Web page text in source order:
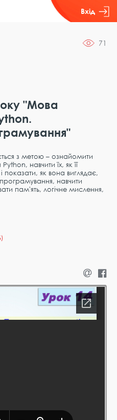
Вхід
71
"Мова
з метою – ознайомити
навчити їх, як її
показати, як вона виглядає,
навчити
пам'ять, логічне мислення,